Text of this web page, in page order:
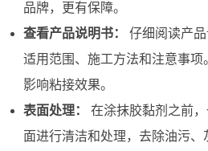
品牌，更有保障。
查看产品说明书：
仔细阅读产
适用范围、施工方法和注意事
影响粘接效果。
表面处理：
在涂抹胶黏剂之前
面进行清洁和处理，去除油污